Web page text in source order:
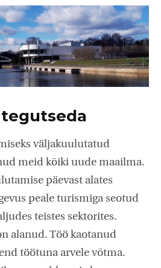
väljakuulutatud
meid kõiki uude maailma.
päevast alates
peale turismiga seotud
teistes sektorites.
alanud. Töö kaotanud
töötuna arvele võtma.